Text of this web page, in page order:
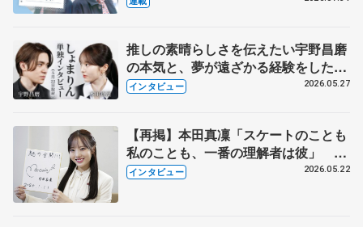
推しの素晴らしさを伝えたい宇野昌磨
の本気と、夢が遠ざかる経験をした本
田真凜の覚悟
インタビュー 2026.05.27
【再掲】本田真凜「スケートのことも
私のことも、一番の理解者は彼」 引
退時の単独インタビューで語った競技
インタビュー 2026.05.22